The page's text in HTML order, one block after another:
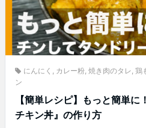
にんにく , カレー粉, 焼き肉のタレ, 鶏
ン
【簡単レシピ】もっと簡単
チキン丼』の作り方